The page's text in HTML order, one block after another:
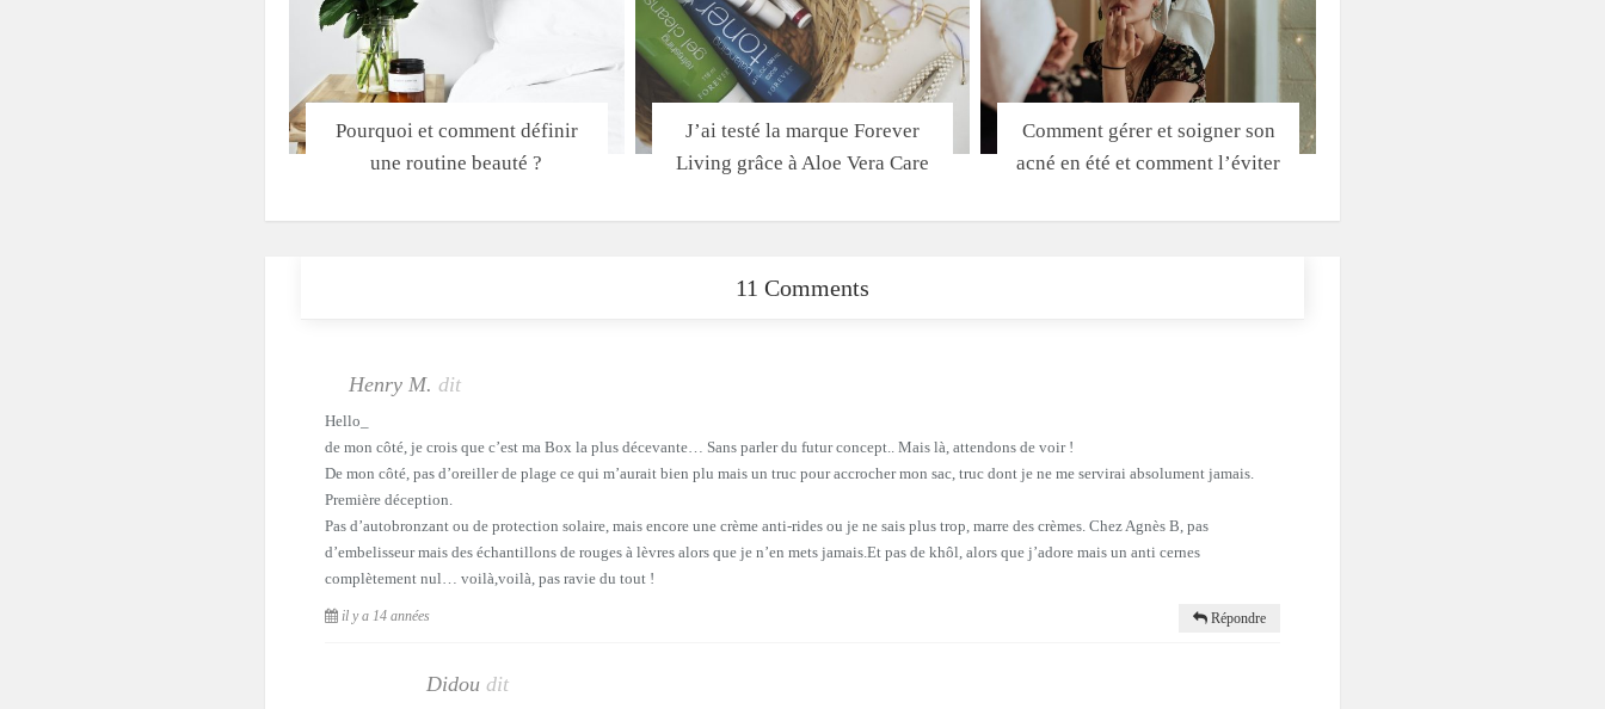
Pourquoi et comment définir
une routine beauté ?
J’ai testé la marque Forever
Living grâce à Aloe Vera Care
Comment gérer et soigner son
acné en été et comment l’éviter
11 Comments
Henry M. dit
Hello_
de mon côté, je crois que c’est ma Box la plus décevante… Sans parler du futur concept.. Mais là, attendons de voir !
De mon côté, pas d’oreiller de plage ce qui m’aurait bien plu mais un truc pour accrocher mon sac, truc dont je ne me servirai absolument jamais.
Première déception.
Pas d’autobronzant ou de protection solaire, mais encore une crème anti-rides ou je ne sais plus trop, marre des crèmes. Chez Agnès B, pas
d’embelisseur mais des échantillons de rouges à lèvres alors que je n’en mets jamais.Et pas de khôl, alors que j’adore mais un anti cernes
complètement nul… voilà,voilà, pas ravie du tout !
il y a 14 années Répondre
Didou dit